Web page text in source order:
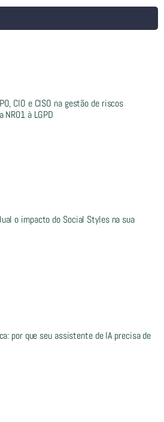
CIO e CISO na gestão de riscos
NR01 à LGPD
o impacto do Social Styles na sua
por que seu assistente de IA precisa de